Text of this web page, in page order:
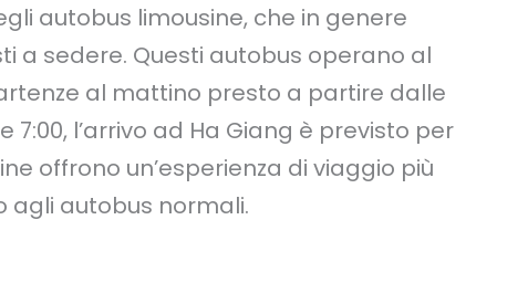
autobus limousine, che in genere
a sedere. Questi autobus operano al
al mattino presto a partire dalle
7:00, l’arrivo ad Ha Giang è previsto per
offrono un’esperienza di viaggio più
agli autobus normali.